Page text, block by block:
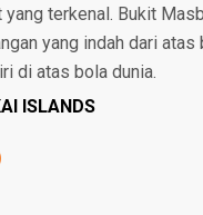
terkenal. Bukit
yang indah dari
di atas bola dunia.
ISLANDS